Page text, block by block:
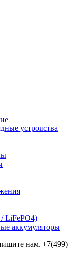
устройства
LiFePO4)
аккумуляторы
нам. +7(499)